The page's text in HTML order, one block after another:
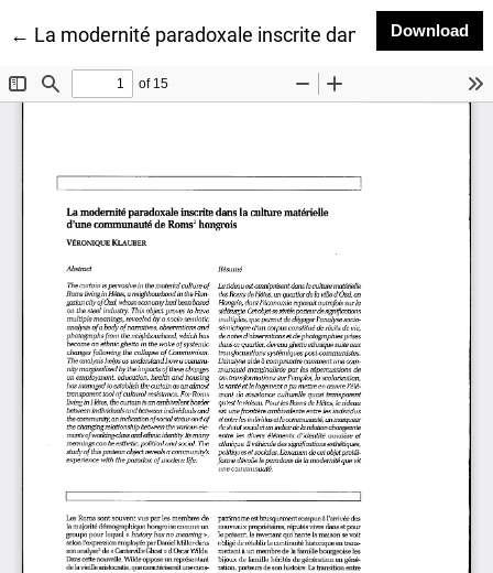
← Return to Article Details
La modernité paradoxale inscrite dans la culture
Download